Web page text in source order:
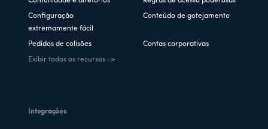
Configuração
extremamente fácil
Conteúdo de gotejamento
Pedidos de colisões Contas corporativas
Exibir todos os recursos ->
Integrações